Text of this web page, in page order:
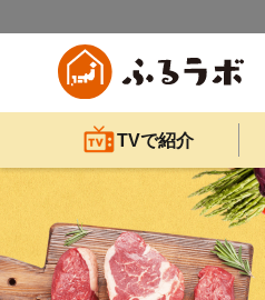
TVで紹介